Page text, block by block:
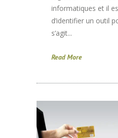
informatiques et il
d’identifier un outil
s’agit...
Read More